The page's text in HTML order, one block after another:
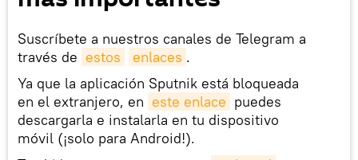
Suscríbete a nuestros canales de Telegram a
través de estos enlaces .
Ya que la aplicación Sputnik está bloqueada
en el extranjero, en este enlace puedes
descargarla e instalarla en tu dispositivo
móvil (¡solo para Android!).